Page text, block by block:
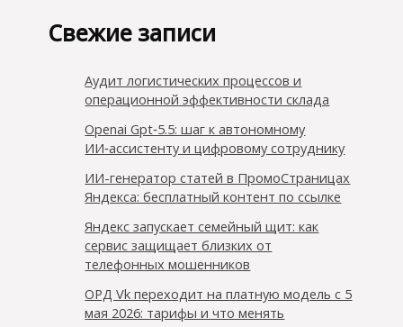
Свежие записи
Аудит логистических процессов и
операционной эффективности склада
Openai Gpt‑5.5: шаг к автономному
ИИ‑ассистенту и цифровому сотруднику
ИИ-генератор статей в ПромоСтраницах
Яндекса: бесплатный контент по ссылке
Яндекс запускает семейный щит: как
сервис защищает близких от
телефонных мошенников
ОРД Vk переходит на платную модель с 5
мая 2026: тарифы и что менять